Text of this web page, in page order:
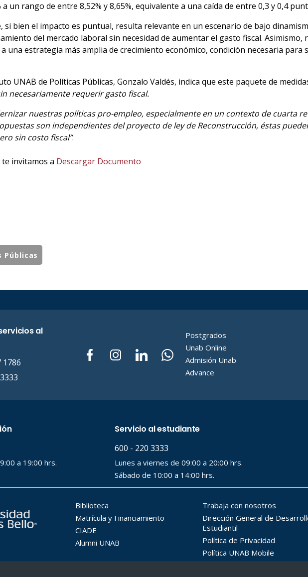
a un rango de entre 8,52% y 8,65%, equivalente a una caída de entre 0,3 y 0,4
si bien el impacto es puntual, resulta relevante en un escenario de bajo
del mercado laboral sin necesidad de aumentar el gasto fiscal. Asimismo,
una estrategia más amplia de crecimiento económico, condición necesaria
UNAB de Políticas Públicas, Gonzalo Valdés, indica que este paquete de
necesariamente requerir gasto fiscal.
nuestras políticas pro-empleo, especialmente en un contexto de cuarta
son independientes del proyecto de ley de Reconstrucción, éstas
sin costo fiscal”.
te invitamos a Descargar Documento